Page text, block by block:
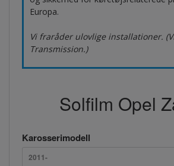
Europa.
Vi fraråder ulovlige installationer.
Transmission.)
Solfilm Opel
Karosserimodell
2011-